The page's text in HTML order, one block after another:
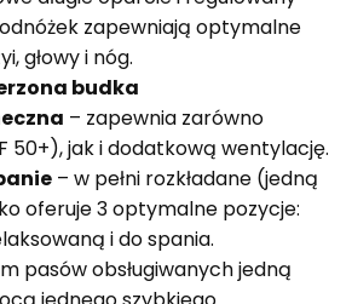
zapewniają optymalne
głowy i nóg.
budka
– zapewnia zarówno
50+), jak i dodatkową wentylację.
– w pełni rozkładane (jedną
oferuje 3 optymalne pozycje:
i do spania.
pasów obsługiwanych jedną